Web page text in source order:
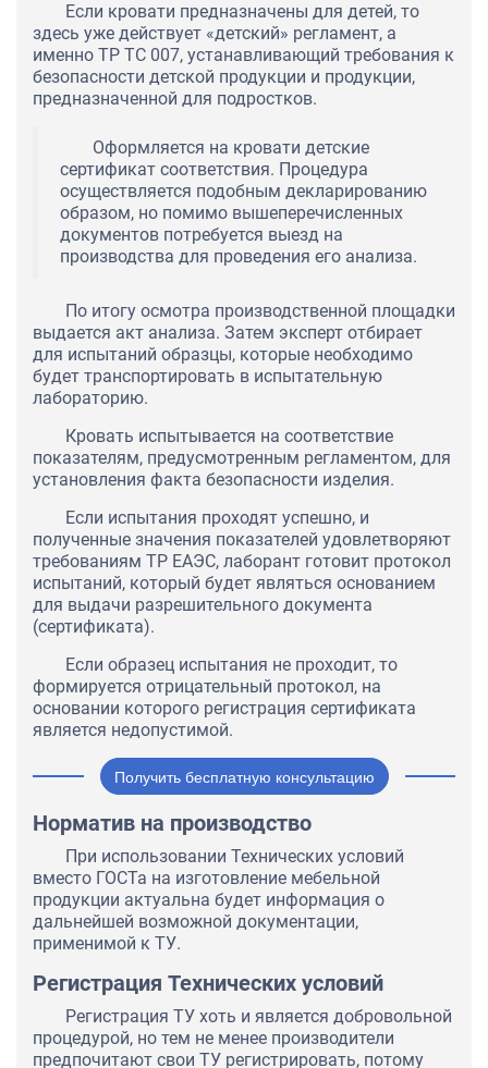
Если кровати предназначены для детей, то
здесь уже действует «детский» регламент, а
именно ТР ТС 007, устанавливающий требования к
безопасности детской продукции и продукции,
предназначенной для подростков.
Оформляется на кровати детские
сертификат соответствия. Процедура
осуществляется подобным декларированию
образом, но помимо вышеперечисленных
документов потребуется выезд на
производства для проведения его анализа.
По итогу осмотра производственной площадки
выдается акт анализа. Затем эксперт отбирает
для испытаний образцы, которые необходимо
будет транспортировать в испытательную
лабораторию.
Кровать испытывается на соответствие
показателям, предусмотренным регламентом, для
установления факта безопасности изделия.
Если испытания проходят успешно, и
полученные значения показателей удовлетворяют
требованиям ТР ЕАЭС, лаборант готовит протокол
испытаний, который будет являться основанием
для выдачи разрешительного документа
(сертификата).
Если образец испытания не проходит, то
формируется отрицательный протокол, на
основании которого регистрация сертификата
является недопустимой.
Получить бесплатную консультацию
Норматив на производство
При использовании Технических условий
вместо ГОСТа на изготовление мебельной
продукции актуальна будет информация о
дальнейшей возможной документации,
применимой к ТУ.
Регистрация Технических условий
Регистрация ТУ хоть и является добровольной
процедурой, но тем не менее производители
предпочитают свои ТУ регистрировать, потому